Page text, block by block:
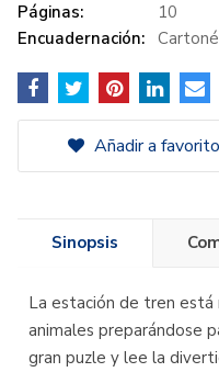
Páginas:
10
Encuadernación: Cartoné
Añadir a
Sinopsis
La estación de tren está
animales preparándose
gran puzle y lee la